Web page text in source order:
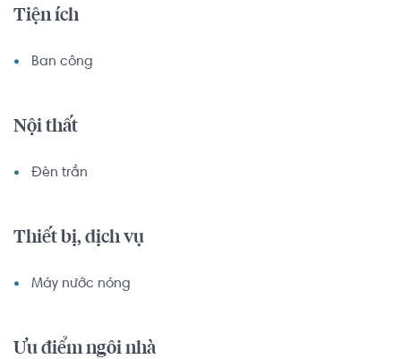
Tiện ích
Ban công
Nội thất
Đèn trần
Thiết bị, dịch vụ
Máy nước nóng
Ưu điểm ngôi nhà